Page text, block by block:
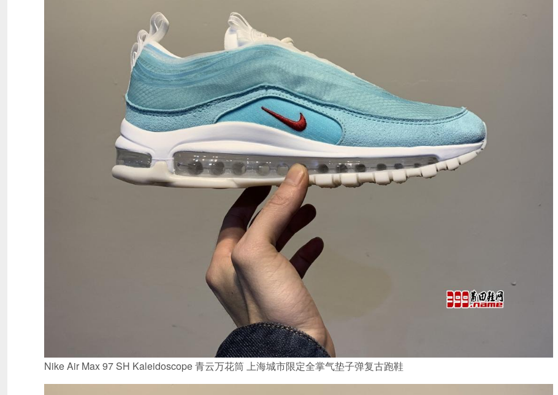
Nike Air Max 97 SH Kaleidoscope 青云万花筒 上海城市限定全掌气垫子弹复古跑鞋